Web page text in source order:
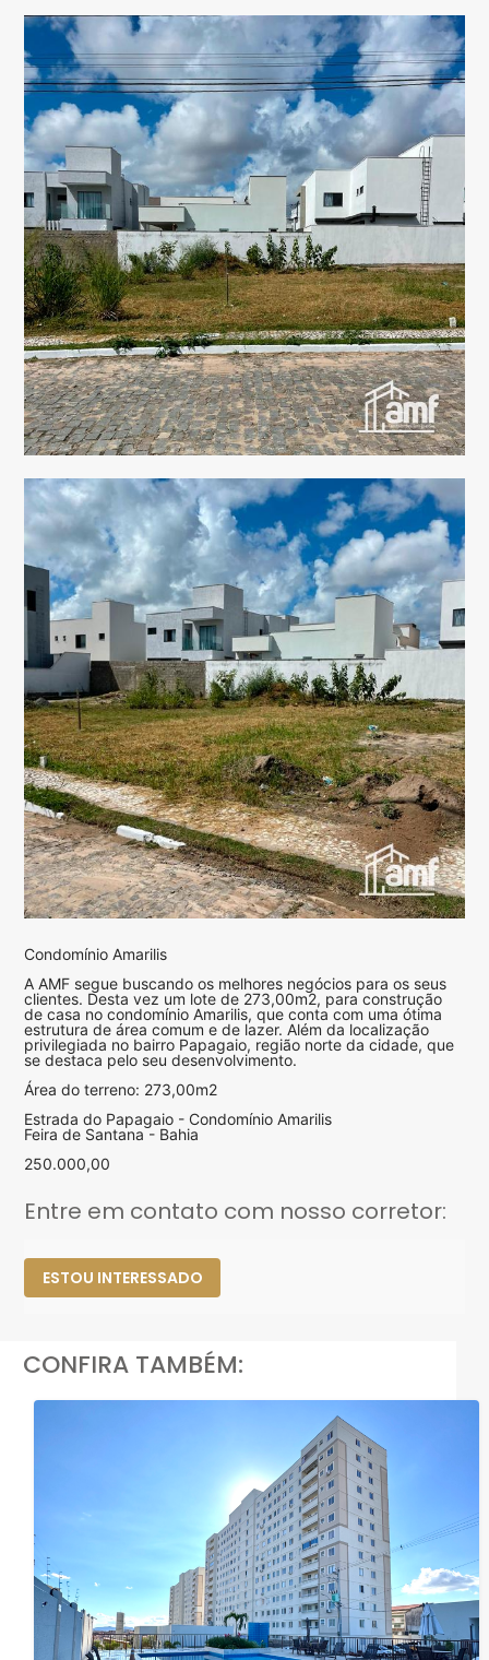
Condomínio Amarilis
A AMF segue buscando os melhores negócios para os seus
clientes. Desta vez um lote de 273,00m2, para construção
de casa no condomínio Amarilis, que conta com uma ótima
estrutura de área comum e de lazer. Além da localização
privilegiada no bairro Papagaio, região norte da cidade, que
se destaca pelo seu desenvolvimento.
Área do terreno: 273,00m2
Estrada do Papagaio - Condomínio Amarilis
Feira de Santana - Bahia
250.000,00
Entre em contato com nosso corretor:
ESTOU INTERESSADO
CONFIRA TAMBÉM: